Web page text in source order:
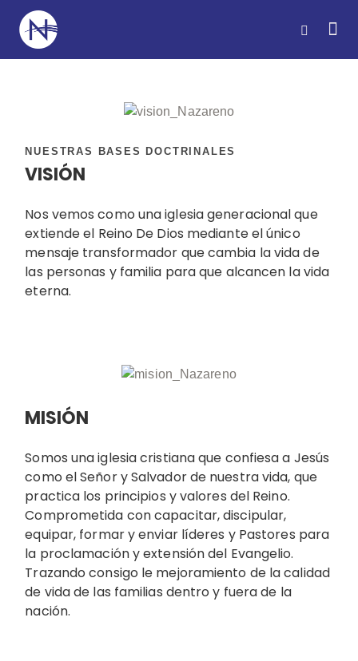
NUESTRAS BASES DOCTRINALES
VISIÓN
Nos vemos como una iglesia generacional que
extiende el Reino De Dios mediante el único
mensaje transformador que cambia la vida de
las personas y familia para que alcancen la vida
eterna.
MISIÓN
Somos una iglesia cristiana que confiesa a Jesús
como el Señor y Salvador de nuestra vida, que
practica los principios y valores del Reino.
Comprometida con capacitar, discipular,
equipar, formar y enviar líderes y Pastores para
la proclamación y extensión del Evangelio.
Trazando consigo le mejoramiento de la calidad
de vida de las familias dentro y fuera de la
nación.